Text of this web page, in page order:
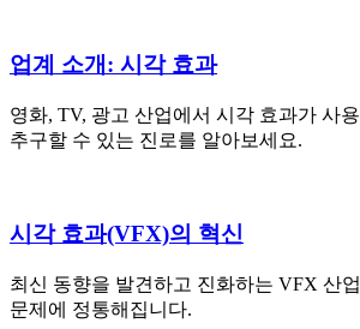
업계 소개: 시각 효과
영화, TV, 광고 산업에서 시각 효과가 사
추구할 수 있는 진로를 알아보세요.
시각 효과(VFX)의 혁신
최신 동향을 발견하고 진화하는 VFX 산
문제에 정통해집니다.